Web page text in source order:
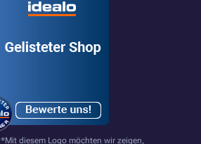
*Mit diesem Logo möchten wir zeigen,